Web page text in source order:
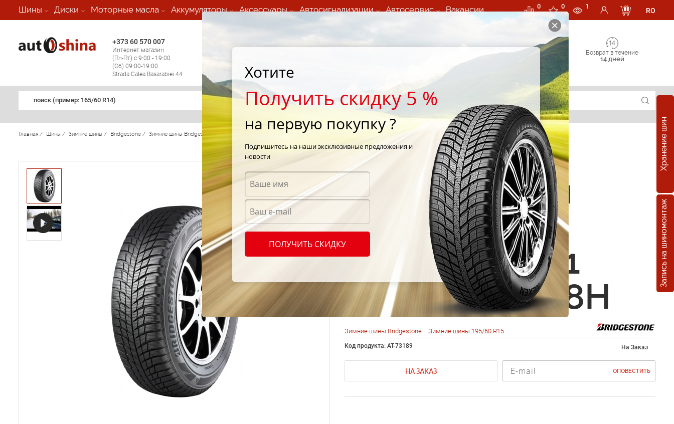
Шины Диски Моторные масла Аккумуляторы Аксессуары Автосигнализации Автосервис Вакансии 0 0 1
RO
+373 60 570 007
Интернет магазин
(Пн-Пт) с 9:00 - 19:00
(Сб) 09:00-19:00
Strada Calea Basarabiei 44
Мобильный шиномонтаж 24/7
Возврат в течение
14 дней
поиск (примеp: 165/60 R14)
Хранение шин
Запись на шиномонтаж
Главная / Шины / Зимние шины / Bridgestone / Зимние шины Bridgestone/ Blizzak LM001 Bridgestone Blizzak LM001 195/60 R15 88H
Зимние шины
Bridgestone
Blizzak LM001
195/60 R15 88H
Зимние шины Bridgestone Зимние шины 195/60 R15
Код продукта: AT-73189 На Заказ
НА ЗАКАЗ ОПОВЕСТИТЬ
Хотите
Получить скидку 5 %
на первую покупку ?
Подпишитесь на наши эксклюзивные предложения и
новости
ПОЛУЧИТЬ СКИДКУ